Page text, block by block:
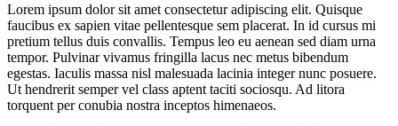
Lorem ipsum dolor sit amet consectetur adipiscing elit. Quisque
faucibus ex sapien vitae pellentesque sem placerat. In id cursus mi
pretium tellus duis convallis. Tempus leo eu aenean sed diam urna
tempor. Pulvinar vivamus fringilla lacus nec metus bibendum
egestas. Iaculis massa nisl malesuada lacinia integer nunc posuere.
Ut hendrerit semper vel class aptent taciti sociosqu. Ad litora
torquent per conubia nostra inceptos himenaeos.